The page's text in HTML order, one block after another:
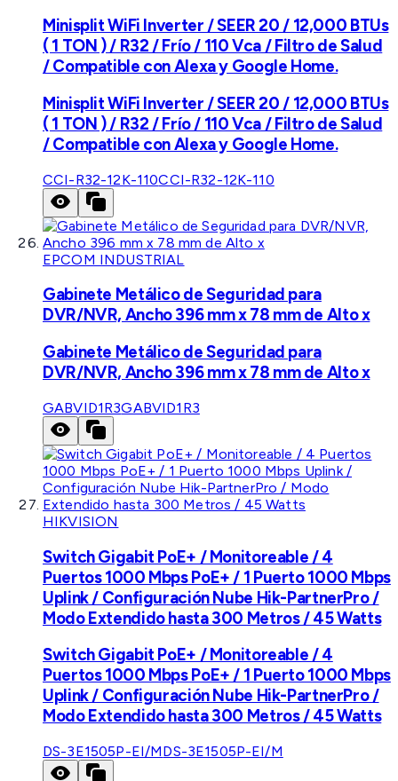
Minisplit WiFi Inverter / SEER 20 / 12,000 BTUs
( 1 TON ) / R32 / Frío / 110 Vca / Filtro de Salud
/ Compatible con Alexa y Google Home.
Minisplit WiFi Inverter / SEER 20 / 12,000 BTUs
( 1 TON ) / R32 / Frío / 110 Vca / Filtro de Salud
/ Compatible con Alexa y Google Home.
CCI-R32-12K-110CCI-R32-12K-110
EPCOM INDUSTRIAL
Gabinete Metálico de Seguridad para
DVR/NVR, Ancho 396 mm x 78 mm de Alto x
Gabinete Metálico de Seguridad para
DVR/NVR, Ancho 396 mm x 78 mm de Alto x
GABVID1R3GABVID1R3
HIKVISION
Switch Gigabit PoE+ / Monitoreable / 4
Puertos 1000 Mbps PoE+ / 1 Puerto 1000 Mbps
Uplink / Configuración Nube Hik-PartnerPro /
Modo Extendido hasta 300 Metros / 45 Watts
Switch Gigabit PoE+ / Monitoreable / 4
Puertos 1000 Mbps PoE+ / 1 Puerto 1000 Mbps
Uplink / Configuración Nube Hik-PartnerPro /
Modo Extendido hasta 300 Metros / 45 Watts
DS-3E1505P-EI/MDS-3E1505P-EI/M